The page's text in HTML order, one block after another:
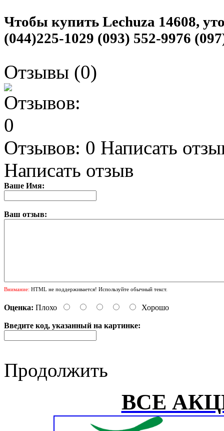
Чтобы купить Lechuza 14608,
(044)225-1029 (093) 552-9976
Отзывы (0)
Отзывов: 0 Написать
Написать отзыв
Ваше Имя:
Ваш отзыв:
Внимание: HTML не поддерживается! Используйте обычный текст.
Оценка: Плохо Хорошо
Введите код, указанный на картинке:
Продолжить
ВСЕ